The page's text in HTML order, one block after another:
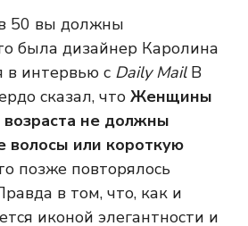
в 50 вы должны
была дизайнер Каролина
в интервью с Daily MailВ
сказал, что Женщины
не должны
волосы или короткую
позже повторялось
в том, что, как и
иконой элегантности и